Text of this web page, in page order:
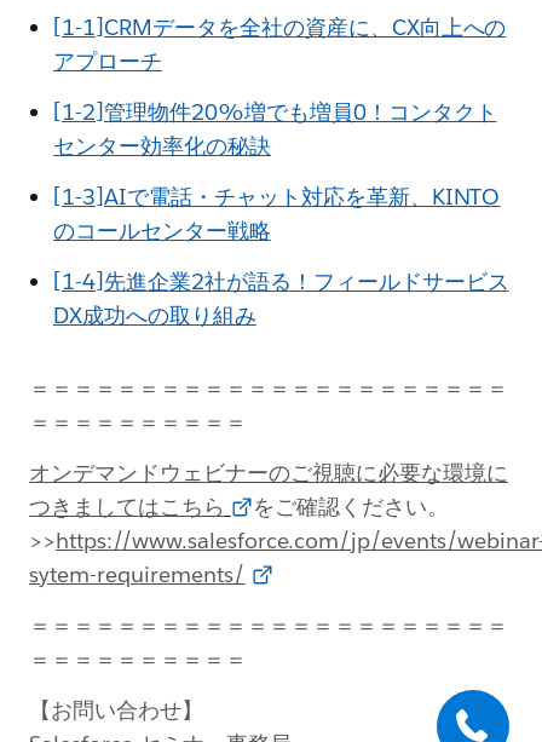
[1-1]CRMデータを全社の資産に、CX向上への
アプローチ
[1-2]管理物件20%増でも増員0！コンタクト
センター効率化の秘訣
[1-3]AIで電話・チャット対応を革新、KINTO
のコールセンター戦略
[1-4]先進企業2社が語る！フィールドサービス
DX成功への取り組み
＝＝＝＝＝＝＝＝＝＝＝＝＝＝＝＝＝＝＝＝＝＝
＝＝＝＝＝＝＝＝＝＝
オンデマンドウェビナーのご視聴に必要な環境に
つきましてはこちら
をご確認ください。
>>https://www.salesforce.com/jp/events/
sytem-requirements/
＝＝＝＝＝＝＝＝＝＝＝＝＝＝＝＝＝＝＝＝＝＝
＝＝＝＝＝＝＝＝＝＝
【お問い合わせ】